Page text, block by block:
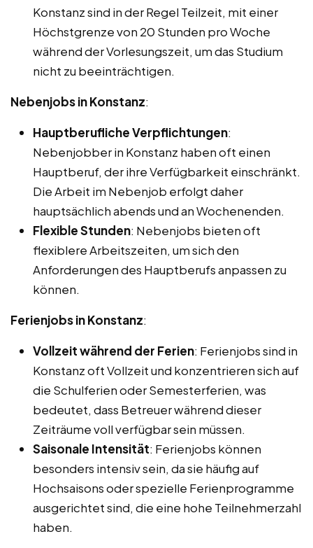
Konstanz sind in der Regel Teilzeit, mit einer
Höchstgrenze von 20 Stunden pro Woche
während der Vorlesungszeit, um das Studium
nicht zu beeinträchtigen.
Nebenjobs in Konstanz:
Hauptberufliche Verpflichtungen:
Nebenjobber in Konstanz haben oft einen
Hauptberuf, der ihre Verfügbarkeit einschränkt.
Die Arbeit im Nebenjob erfolgt daher
hauptsächlich abends und an Wochenenden.
Flexible Stunden: Nebenjobs bieten oft
flexiblere Arbeitszeiten, um sich den
Anforderungen des Hauptberufs anpassen zu
können.
Ferienjobs in Konstanz:
Vollzeit während der Ferien: Ferienjobs sind in
Konstanz oft Vollzeit und konzentrieren sich auf
die Schulferien oder Semesterferien, was
bedeutet, dass Betreuer während dieser
Zeiträume voll verfügbar sein müssen.
Saisonale Intensität: Ferienjobs können
besonders intensiv sein, da sie häufig auf
Hochsaisons oder spezielle Ferienprogramme
ausgerichtet sind, die eine hohe Teilnehmerzahl
haben.